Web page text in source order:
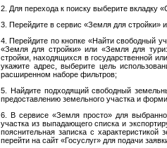
2. Для перехода к поиску выберите вкладку
3. Перейдите в сервис «Земля для стройки»
4. Перейдите по кнопке «Найти свободный
«Земля для стройки» или «Земля для
стройки, находящихся в государственной
укажите адрес, выберите цель
расширенном наборе фильтров;
5. Найдите подходящий свободный
предоставлению земельного участка и
6. В сервисе «Земля просто» для
участка из выпадающего списка и
пояснительная записка с характеристикой
перейти на сайт «Госуслуг» для подачи